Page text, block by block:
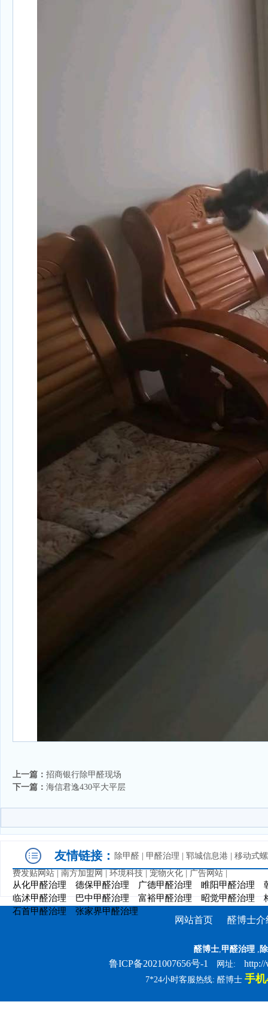
上一篇： 招商银行除甲醛现场
下一篇： 海信君逸430平大平层
友情链接： 除甲醛 甲醛治理 郓城信息港
移动式
费发贴网站
南方加盟网 环境科技 宠物火化 广告网站
从化甲醛治理 德保甲醛治理 广德甲醛治理 睢阳甲醛治理
临沭甲醛治理
巴中甲醛治理 富裕甲醛治理 昭觉甲醛治理
石首甲醛治理
张家界甲醛治理
网站首页 醛博士介
醛博士,甲醛治理 ,
鲁ICP备2021007656号-1 网址: http://
7*24小时客服热线: 醛博士手机